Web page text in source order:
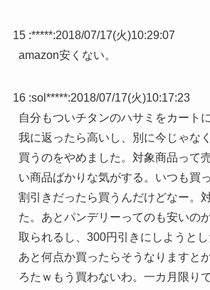
15 :*****:2018/07/17(火)10:29:07
amazon安くない。
16 :sol*****:2018/07/17(火)10:17:23
自分もついチタンのハサミをカート
我に返ったら高いし、別に今じゃな
買うのをやめました。対象商品って
い商品ばかりな気がする。いつも買
割引きだったら買うんだけどなー。
た。あとパンデリーってのも安いの
取られるし、300円引きにしようと
あと何点か買ったらそうなりますと
ろたｗもう買わないわ。一カ月限り